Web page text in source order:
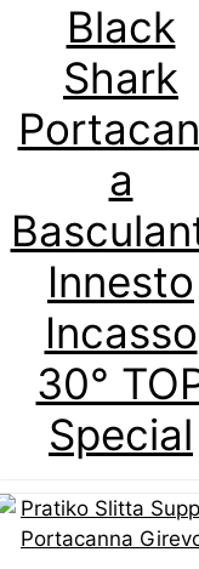
Black
Shark
a
Innesto
Incasso
30°
Special